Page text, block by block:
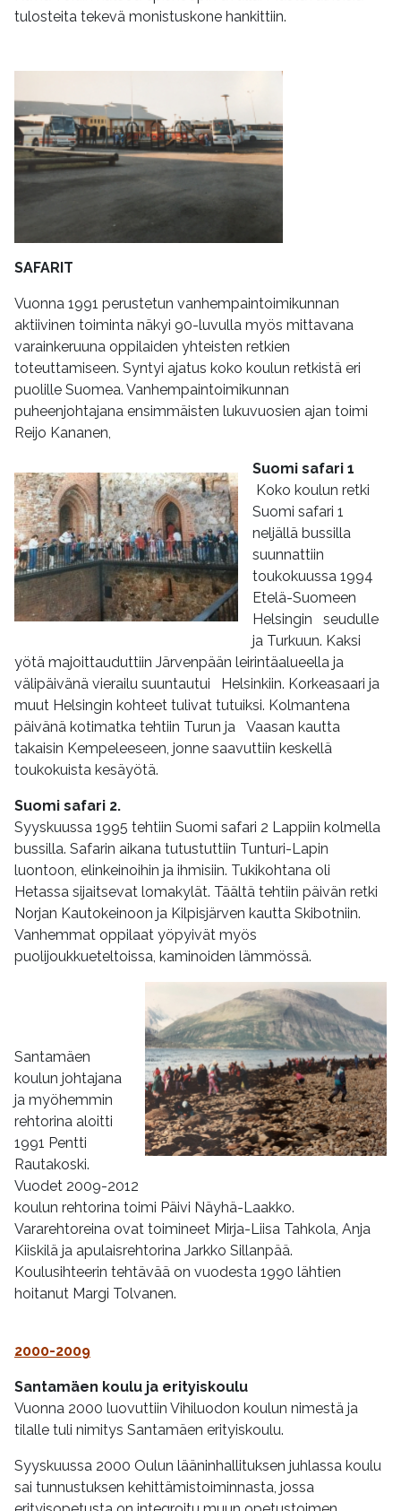
tulosteita tekevä monistuskone hankittiin.
SAFARIT
Vuonna 1991 perustetun vanhempaintoimikunnan
aktiivinen toiminta näkyi 90-luvulla myös mittavana
varainkeruuna oppilaiden yhteisten retkien
toteuttamiseen. Syntyi ajatus koko koulun retkistä eri
puolille Suomea. Vanhempaintoimikunnan
puheenjohtajana ensimmäisten lukuvuosien ajan toimi
Reijo Kananen,
Suomi safari 1
Koko koulun retki
Suomi safari 1
neljällä bussilla
suunnattiin
toukokuussa 1994
Etelä-Suomeen
Helsingin seudulle
ja Turkuun. Kaksi
yötä majoittauduttiin Järvenpään leirintäalueella ja
välipäivänä vierailu suuntautui Helsinkiin. Korkeasaari ja
muut Helsingin kohteet tulivat tutuiksi. Kolmantena
päivänä kotimatka tehtiin Turun ja Vaasan kautta
takaisin Kempeleeseen, jonne saavuttiin keskellä
toukokuista kesäyötä.
Suomi safari 2.
Syyskuussa 1995 tehtiin Suomi safari 2 Lappiin kolmella
bussilla. Safarin aikana tutustuttiin Tunturi-Lapin
luontoon, elinkeinoihin ja ihmisiin. Tukikohtana oli
Hetassa sijaitsevat lomakylät. Täältä tehtiin päivän retki
Norjan Kautokeinoon ja Kilpisjärven kautta Skibotniin.
Vanhemmat oppilaat yöpyivät myös
puolijoukkueteltoissa, kaminoiden lämmössä.
Santamäen
koulun johtajana
ja myöhemmin
rehtorina aloitti
1991 Pentti
Rautakoski.
Vuodet 2009-2012
koulun rehtorina toimi Päivi Näyhä-Laakko.
Vararehtoreina ovat toimineet Mirja-Liisa Tahkola, Anja
Kiiskilä ja apulaisrehtorina Jarkko Sillanpää.
Koulusihteerin tehtävää on vuodesta 1990 lähtien
hoitanut Margi Tolvanen.
2000-2009
Santamäen koulu ja erityiskoulu
Vuonna 2000 luovuttiin Vihiluodon koulun nimestä ja
tilalle tuli nimitys Santamäen erityiskoulu.
Syyskuussa 2000 Oulun lääninhallituksen juhlassa koulu
sai tunnustuksen kehittämistoiminnasta, jossa